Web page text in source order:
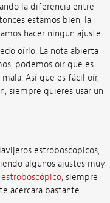
la diferencia entre
estamos bien, la
hacer ningún ajuste.
oírlo. La nota abierta
podemos oír que es
Así que es fácil oír,
siempre quieres usar un
estroboscópicos,
algunos ajustes muy
, siempre
acercará bastante.